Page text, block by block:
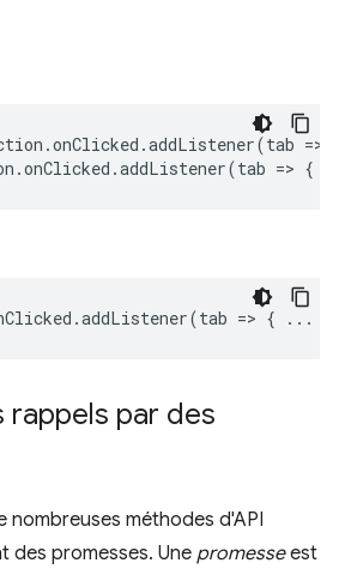
.onClicked .addListener(tab =>
.onClicked .addListener(tab => {
.addListener(tab => { ...
rappels par des
nombreuses méthodes d'API
des promesses. Une promesseest